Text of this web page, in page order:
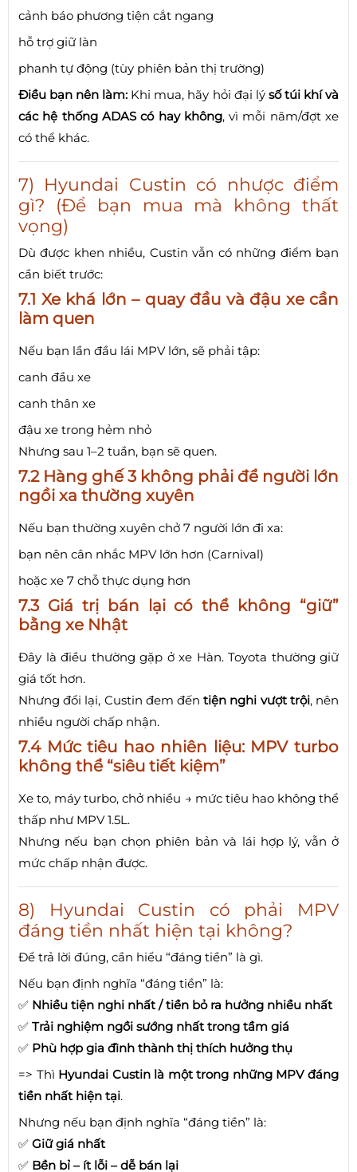
cảnh báo phương tiện cắt ngang
hỗ trợ giữ làn
phanh tự động (tùy phiên bản thị trường)
Điều bạn nên làm: Khi mua, hãy hỏi đại lý số túi khí và
các hệ thống ADAS có hay không, vì mỗi năm/đợt xe
có thể khác.
7) Hyundai Custin có nhược điểm
gì? (Để bạn mua mà không thất
vọng)
Dù được khen nhiều, Custin vẫn có những điểm bạn
cần biết trước:
7.1 Xe khá lớn – quay đầu và đậu xe cần
làm quen
Nếu bạn lần đầu lái MPV lớn, sẽ phải tập:
canh đầu xe
canh thân xe
đậu xe trong hẻm nhỏ
Nhưng sau 1–2 tuần, bạn sẽ quen.
7.2 Hàng ghế 3 không phải để người lớn
ngồi xa thường xuyên
Nếu bạn thường xuyên chở 7 người lớn đi xa:
bạn nên cân nhắc MPV lớn hơn (Carnival)
hoặc xe 7 chỗ thực dụng hơn
7.3 Giá trị bán lại có thể không “giữ”
bằng xe Nhật
Đây là điều thường gặp ở xe Hàn. Toyota thường giữ
giá tốt hơn.
Nhưng đổi lại, Custin đem đếntiện nghi vượt trội, nên
nhiều người chấp nhận.
7.4 Mức tiêu hao nhiên liệu: MPV turbo
không thể “siêu tiết kiệm”
Xe to, máy turbo, chở nhiều → mức tiêu hao không thể
thấp như MPV 1.5L.
Nhưng nếu bạn chọn phiên bản và lái hợp lý, vẫn ở
mức chấp nhận được.
8) Hyundai Custin có phải MPV
đáng tiền nhất hiện tại không?
Để trả lời đúng, cần hiểu “đáng tiền” là gì.
Nếu bạn định nghĩa “đáng tiền” là:
✅ Nhiều tiện nghi nhất / tiền bỏ ra hưởng nhiều nhất
✅ Trải nghiệm ngồi sướng nhất trong tầm giá
✅ Phù hợp gia đình thành thị thích hưởng thụ
=> Thì Hyundai Custin là một trong những MPV đáng
tiền nhất hiện tại.
Nhưng nếu bạn định nghĩa “đáng tiền” là:
✅ Giữ giá nhất
✅ Bền bỉ – ít lỗi – dễ bán lại